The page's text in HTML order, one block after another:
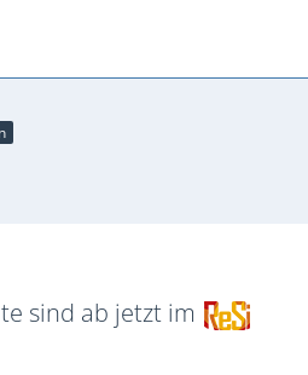
sind ab jetzt im